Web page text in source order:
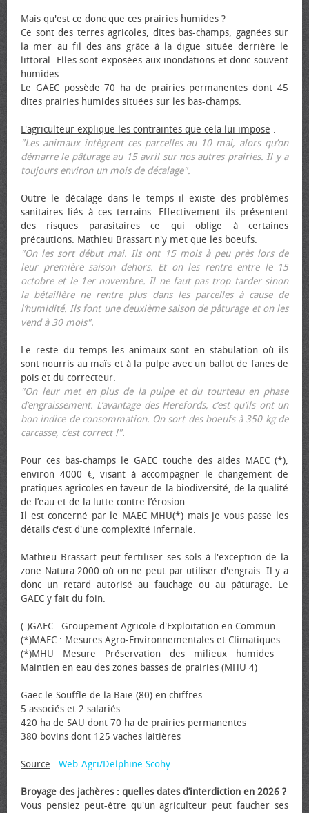
Mais qu'est ce donc que ces prairies humides ?
Ce sont des terres agricoles, dites bas-champs, gagnées sur
la mer au fil des ans grâce à la digue située derrière le
littoral. Elles sont exposées aux inondations et donc souvent
humides.
Le GAEC possède 70 ha de prairies permanentes dont 45
dites prairies humides situées sur les bas-champs.
L'agriculteur explique les contraintes que cela lui impose :
"Les animaux intègrent ces parcelles au 10 mai, alors qu’on
démarre le pâturage au 15 avril sur nos autres prairies. Il y a
toujours environ un mois de décalage".
Outre le décalage dans le temps il existe des problèmes
sanitaires liés à ces terrains. Effectivement ils présentent
des risques parasitaires ce qui oblige à certaines
précautions. Mathieu Brassart n'y met que les bœufs.
"On les sort début mai. Ils ont 15 mois à peu près lors de
leur première saison dehors. Et on les rentre entre le 15
octobre et le 1er novembre. Il ne faut pas trop tarder sinon
la bétaillère ne rentre plus dans les parcelles à cause de
l’humidité. Ils font une deuxième saison de pâturage et on les
vend à 30 mois".
Le reste du temps les animaux sont en stabulation où ils
sont nourris au maïs et à la pulpe avec un ballot de fanes de
pois et du correcteur.
"On leur met en plus de la pulpe et du tourteau en phase
d’engraissement. L’avantage des Herefords, c’est qu’ils ont un
bon indice de consommation. On sort des bœufs à 350 kg de
carcasse, c’est correct !".
Pour ces bas-champs le GAEC touche des aides MAEC (*),
environ 4000 €, visant à accompagner le changement de
pratiques agricoles en faveur de la biodiversité, de la qualité
de l’eau et de la lutte contre l’érosion.
Il est concerné par le MAEC MHU(*) mais je vous passe les
détails c'est d'une complexité infernale.
Mathieu Brassart peut fertiliser ses sols à l'exception de la
zone Natura 2000 où on ne peut par utiliser d'engrais. Il y a
donc un retard autorisé au fauchage ou au pâturage. Le
GAEC y fait du foin.
(-)GAEC : Groupement Agricole d'Exploitation en Commun
(*)MAEC : Mesures Agro-Environnementales et Climatiques
(*)MHU Mesure Préservation des milieux humides −
Maintien en eau des zones basses de prairies (MHU 4)
Gaec le Souffle de la Baie (80) en chiffres :
5 associés et 2 salariés
420 ha de SAU dont 70 ha de prairies permanentes
380 bovins dont 125 vaches laitières
Source : Web-Agri/Delphine Scohy
Broyage des jachères : quelles dates d’interdiction en 2026 ?
Vous pensiez peut-être qu'un agriculteur peut faucher ses